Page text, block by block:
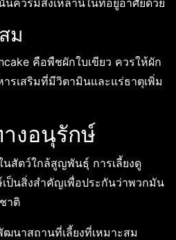
ควรมีสิ่งเหล่านี้ในที่อยู่อาศัยด้วย
ม
คือพืชผักใบเขียว ควรให้ผัก
รเสริมที่มีวิตามินและแร่ธาตุเพิ่ม
งอนุรักษ์
นสัตว์ใกล้สูญพันธุ์ การเลี้ยงดู
ป็นสิ่งสำคัญเพื่อประกันว่าพวกมัน
าติ
นาสถานที่เลี้ยงที่เหมาะสม